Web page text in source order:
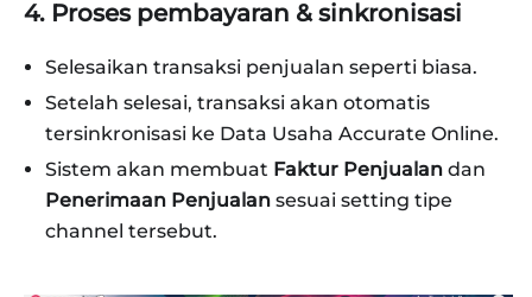
4. Proses pembayaran & sinkronisasi
Selesaikan transaksi penjualan seperti biasa.
Setelah selesai, transaksi akan otomatis
tersinkronisasi ke Data Usaha Accurate Online.
Sistem akan membuat Faktur Penjualan dan
Penerimaan Penjualan sesuai setting tipe
channel tersebut.